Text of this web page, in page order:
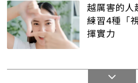
越厲害的人
練習4種「
揮實力